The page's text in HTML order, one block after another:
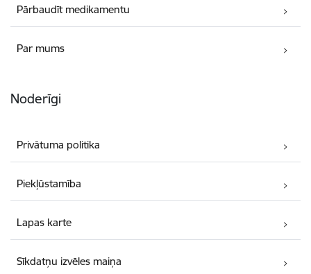
Pārbaudīt medikamentu
Par mums
Noderīgi
Privātuma politika
Piekļūstamība
Lapas karte
Sīkdatņu izvēles maiņa